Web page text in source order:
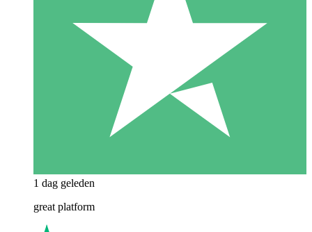
1 dag geleden
great platform